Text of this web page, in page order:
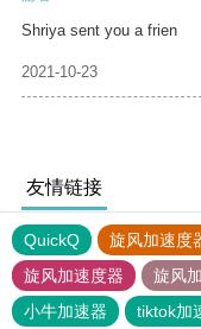
Shriya sent you a frien
2021-10-23
友情链接
QuickQ 旋风加速度
旋风加速度器
旋风
小牛加速器
tiktok加